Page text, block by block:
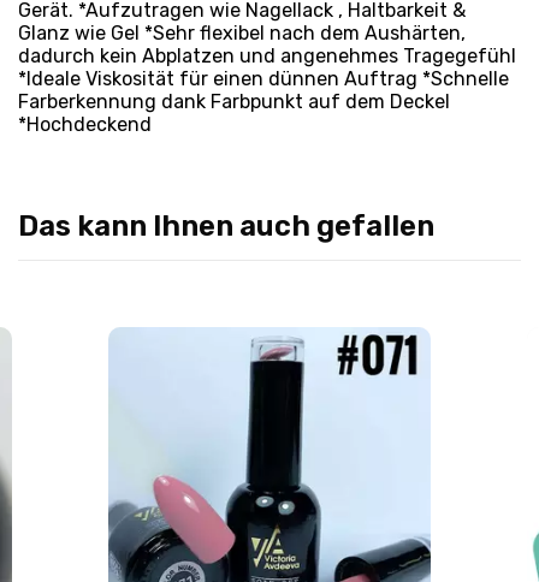
Gerät. *Aufzutragen wie Nagellack , Haltbarkeit &
Glanz wie Gel *Sehr flexibel nach dem Aushärten,
dadurch kein Abplatzen und angenehmes Tragegefühl
*Ideale Viskosität für einen dünnen Auftrag *Schnelle
Farberkennung dank Farbpunkt auf dem Deckel
*Hochdeckend
Das kann Ihnen auch gefallen